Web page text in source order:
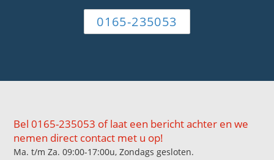
0165-235053
Bel 0165-235053 of laat een bericht achter en we
nemen direct contact met u op!
Ma. t/m Za. 09:00-17:00u, Zondags gesloten.